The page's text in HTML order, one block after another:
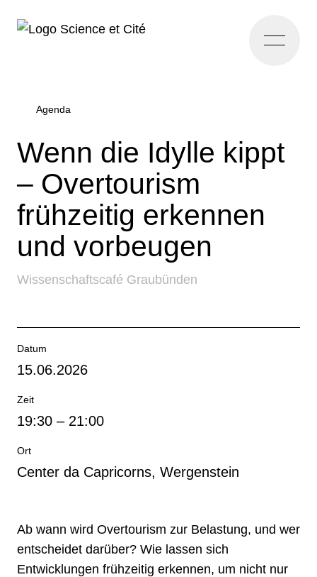
Home
Agenda
Wenn die Idylle kippt
– Overtourism
frühzeitig erkennen
und vorbeugen
Wissenschaftscafé Graubünden
Datum
15.06.2026
Zeit
19:30 – 21:00
Ort
Center da Capricorns, Wergenstein
Ab wann wird Overtourism zur Belastung, und wer
entscheidet darüber? Wie lassen sich
Entwicklungen frühzeitig erkennen, um nicht nur